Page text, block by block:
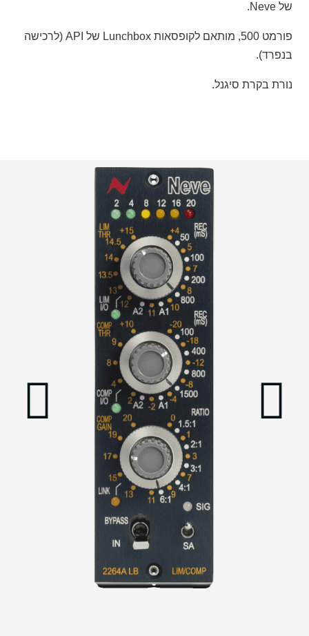
של Neve.
פורמט 500, מותאם לקופסאות Lunchbox של API (לרכישה
בנפרד).
נורת בקרת סיגנל.